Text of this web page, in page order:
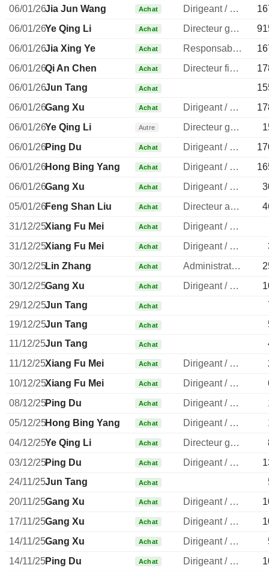
06/01/26Jia Jun Wang Achat Dirigeant / cadre principal
06/01/26Ye Qing Li Achat Directeur general
06/01/26Jia Xing Ye Achat Responsable conformite
06/01/26Qi An Chen Achat Directeur financier
06/01/26Jun Tang Achat
06/01/26Gang Xu Achat Dirigeant / cadre principal
06/01/26Ye Qing Li Autre Directeur general
06/01/26Ping Du Achat Dirigeant / cadre principal
06/01/26Hong Bing Yang Achat Dirigeant / cadre principal
06/01/26Gang Xu Achat Dirigeant / cadre principal
05/01/26Feng Shan Liu Achat Directeur administratif
31/12/25Xiang Fu Mei Achat
Dirigeant / cadre principal
31/12/25Xiang Fu Mei Achat Dirigeant / cadre principal
30/12/25Lin Zhang Achat Administrateur
30/12/25Gang Xu Achat Dirigeant / cadre principal
29/12/25Jun Tang Achat
19/12/25Jun Tang Achat
11/12/25Jun Tang Achat
11/12/25Xiang Fu Mei Achat Dirigeant / cadre principal
10/12/25Xiang Fu Mei Achat Dirigeant / cadre principal
08/12/25Ping Du Achat Dirigeant / cadre principal
05/12/25Hong Bing Yang Achat Dirigeant / cadre principal
04/12/25Ye Qing Li Achat Directeur general
03/12/25Ping Du Achat Dirigeant / cadre principal
24/11/25Jun Tang Achat
20/11/25Gang Xu Achat Dirigeant / cadre principal
17/11/25Gang Xu Achat Dirigeant / cadre principal
14/11/25Gang Xu Achat Dirigeant / cadre principal
14/11/25Ping Du Achat Dirigeant / cadre principal